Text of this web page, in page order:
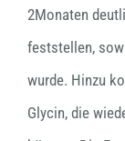
2Monaten
feststellen,
wurde. Hinzu
Glycin, die